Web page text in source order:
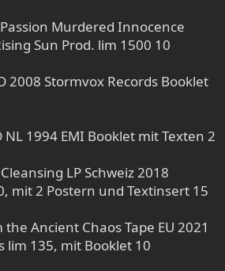
Murdered Innocence
Sun Prod. lim 1500 10
2008 Stormvox Records Booklet
NL 1994 EMI Booklet mit Texten 2
LP Schweiz 2018
mit 2 Postern und Textinsert 15
Ancient Chaos Tape EU 2021
lim 135, mit Booklet 10